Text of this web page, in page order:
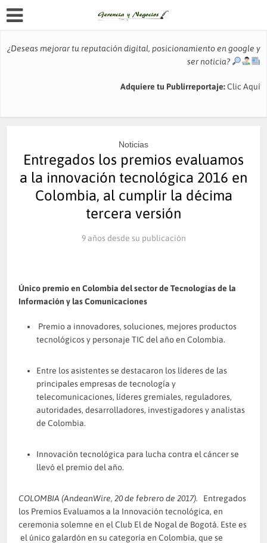
¿Deseas mejorar tu reputación digital, posicionamiento en google y
ser noticia?
Adquiere tu Publirreportaje:Clic Aquí
Noticias
Entregados los premios evaluamos
a la innovación tecnológica 2016 en
Colombia, al cumplir la décima
tercera versión
9 años desde su publicación
Único premio en Colombia del sector de Tecnologías de la
Información y las Comunicaciones
Premio a innovadores, soluciones, mejores productos
tecnológicos y personaje TIC del año en Colombia.
Entre los asistentes se destacaron los líderes de las
principales empresas de tecnología y
telecomunicaciones, líderes gremiales, reguladores,
autoridades, desarrolladores, investigadores y analistas
de Colombia.
Innovación tecnológica para lucha contra el cáncer se
llevó el premio del año.
COLOMBIA (AndeanWire, 20 de febrero de 2017). Entregados
los Premios Evaluamos a la Innovación tecnológica, en
ceremonia solemne en el Club El de Nogal de Bogotá. Este es
el único galardón en su categoría en Colombia, que se